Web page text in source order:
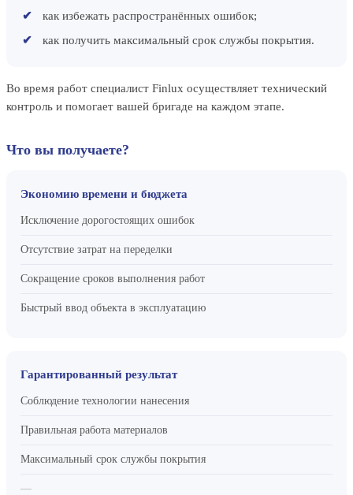
как избежать распространённых ошибок;
как получить максимальный срок службы покрытия.
Во время работ специалист Finlux осуществляет технический
контроль и помогает вашей бригаде на каждом этапе.
Что вы получаете?
Экономию времени и бюджета
Исключение дорогостоящих ошибок
Отсутствие затрат на переделки
Сокращение сроков выполнения работ
Быстрый ввод объекта в эксплуатацию
Гарантированный результат
Соблюдение технологии нанесения
Правильная работа материалов
Максимальный срок службы покрытия
—